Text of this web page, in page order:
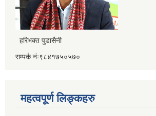
हरिभक्त पुडासैनी
सम्पर्क नंः९८४१७५०५७०
महत्वपूर्ण लिङ्कहरु